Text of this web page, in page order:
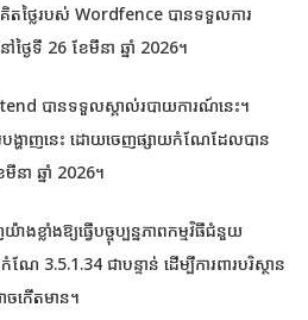
ថ្លៃរបស់ Wordfence បានទទួលការ
ថ្ងៃទី 26 ខែមីនា ឆ្នាំ 2026។
បានទទួលស្គាល់របាយការណ៍នេះ។
របង្ហាញនេះ ដោយចេញផ្សាយកំណែដែលបាន
ា ឆ្នាំ 2026។
ងខ្លាំងឱ្យធ្វើបច្ចុប្បន្នភាពកម្មវិធីជំនួយ
3.5.1.34 ជាបន្ទាន់ ដើម្បីការពារបរិស្ថាន
ចកើតមាន។